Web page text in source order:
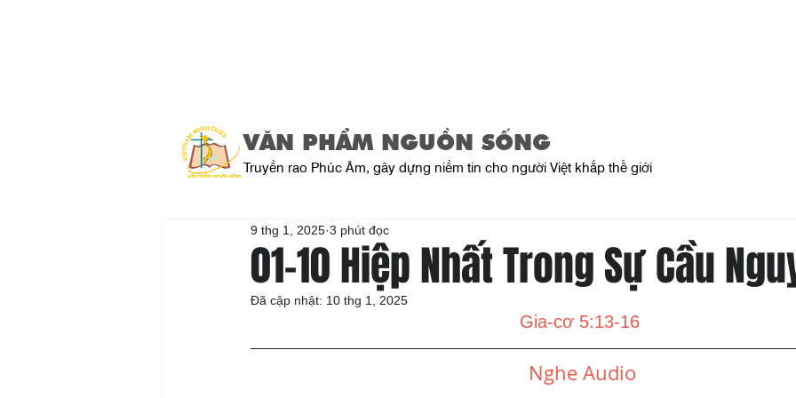
VĂN PHẨM NGUỒN SỐNG
Truyền rao Phúc Âm, gây dựng niềm tin cho người Việt khắp thế giới
01-10 Hiệp Nhất Trong Sự Cầu
9 thg 1, 2025 3 phút đọc
Đã cập nhật: 10 thg 1, 2025
Gia-cơ 5:13-16
Nghe Audio